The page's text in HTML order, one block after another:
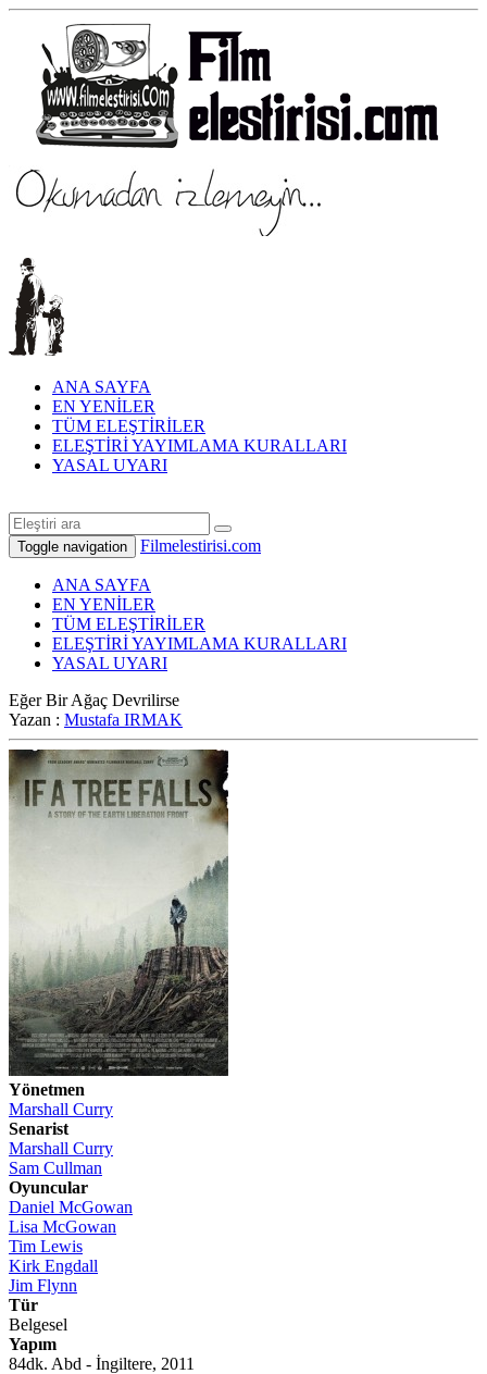
ANA SAYFA
EN YENİLER
TÜM ELEŞTİRİLER
ELEŞTİRİ YAYIMLAMA KURALLARI
YASAL UYARI
Toggle navigation Filmelestirisi.com
ANA SAYFA
EN YENİLER
TÜM ELEŞTİRİLER
ELEŞTİRİ YAYIMLAMA KURALLARI
YASAL UYARI
Eğer Bir Ağaç Devrilirse
Yazan : Mustafa IRMAK
Yönetmen
Marshall Curry
Senarist
Marshall Curry
Sam Cullman
Oyuncular
Daniel McGowan
Lisa McGowan
Tim Lewis
Kirk Engdall
Jim Flynn
Tür
Belgesel
Yapım
84dk. Abd - İngiltere, 2011